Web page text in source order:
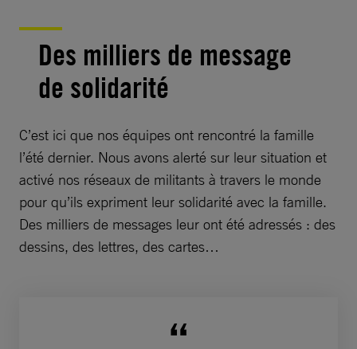
Des milliers de message
de solidarité
C’est ici que nos équipes ont rencontré la famille
l’été dernier. Nous avons alerté sur leur situation et
activé nos réseaux de militants à travers le monde
pour qu’ils expriment leur solidarité avec la famille.
Des milliers de messages leur ont été adressés : des
dessins, des lettres, des cartes…